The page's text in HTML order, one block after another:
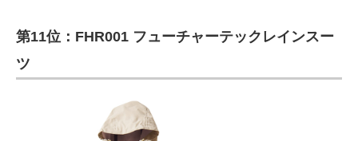
第11位：FHR001 フューチャーテックレインスー
ツ